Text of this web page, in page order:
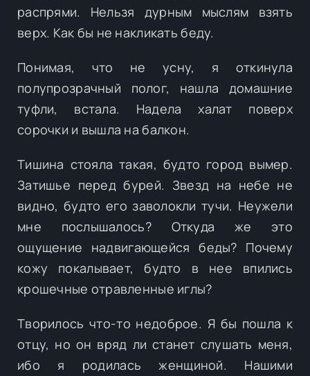
распрями. Нельзя дурным мыслям взять
верх. Как бы не накликать беду.
Понимая, что не усну, я откинула
полупрозрачный полог, нашла домашние
туфли, встала. Надела халат поверх
сорочки и вышла на балкон.
Тишина стояла такая, будто город вымер.
Затишье перед бурей. Звезд на небе не
видно, будто его заволокли тучи. Неужели
мне послышалось? Откуда же это
ощущение надвигающейся беды? Почему
кожу покалывает, будто в нее впились
крошечные отравленные иглы?
Творилось что-то недоброе. Я бы пошла к
отцу, но он вряд ли станет слушать меня,
ибо я родилась женщиной. Нашими